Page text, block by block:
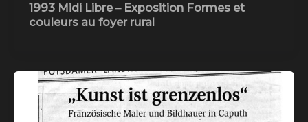
1993 Midi Libre – Exposition Formes et
couleurs au foyer rural